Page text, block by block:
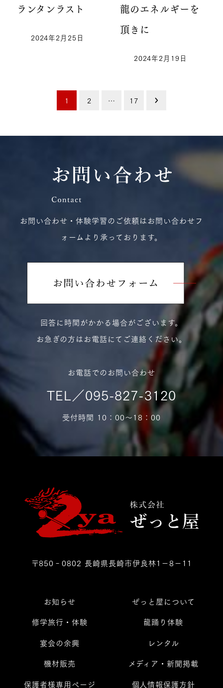
ランタンラスト
2024年2月25日
龍のエネルギーを
頂きに
2024年2月19日
シ
1 2 … 17
お問い合わせ・体験学習のご依頼はお問い合わせフ
ォームより承っております。
回答に時間がかかる場合がございます。
お急ぎの方はお電話にてご連絡ください。
お電話でのお問い合わせ
TEL／095-827-3120
受付時間 10：00〜18：00
〒850‐0802 長崎県長崎市伊良林1－8－11
お知らせ
ぜっと屋について
修学旅行・体験
龍踊り体験
宴会の余興
レンタル
機材販売
メディア・新聞掲載
保護者様専用ページ
個人情報保護方針